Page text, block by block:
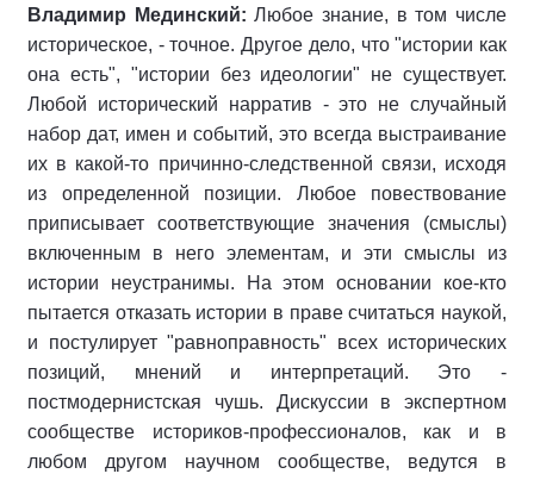
Владимир Мединский: Любое знание, в том числе
историческое, - точное. Другое дело, что "истории как
она есть", "истории без идеологии" не существует.
Любой исторический нарратив - это не случайный
набор дат, имен и событий, это всегда выстраивание
их в какой-то причинно-следственной связи, исходя
из определенной позиции. Любое повествование
приписывает соответствующие значения (смыслы)
включенным в него элементам, и эти смыслы из
истории неустранимы. На этом основании кое-кто
пытается отказать истории в праве считаться наукой,
и постулирует "равноправность" всех исторических
позиций, мнений и интерпретаций. Это -
постмодернистская чушь. Дискуссии в экспертном
сообществе историков-профессионалов, как и в
любом другом научном сообществе, ведутся в